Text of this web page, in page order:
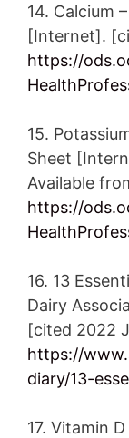
14. Calcium
[Internet].
https://
15.
Sheet
Available
https://
16. 13
Dairy
[cited 2022
https://
diary/13-
17. Vitamin